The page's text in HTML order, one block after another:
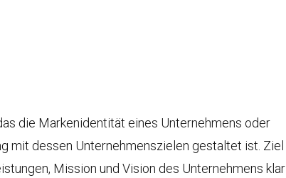
die Markenidentität eines Unternehmens oder
mit dessen Unternehmenszielen gestaltet ist. Ziel
Mission und Vision des Unternehmens klar